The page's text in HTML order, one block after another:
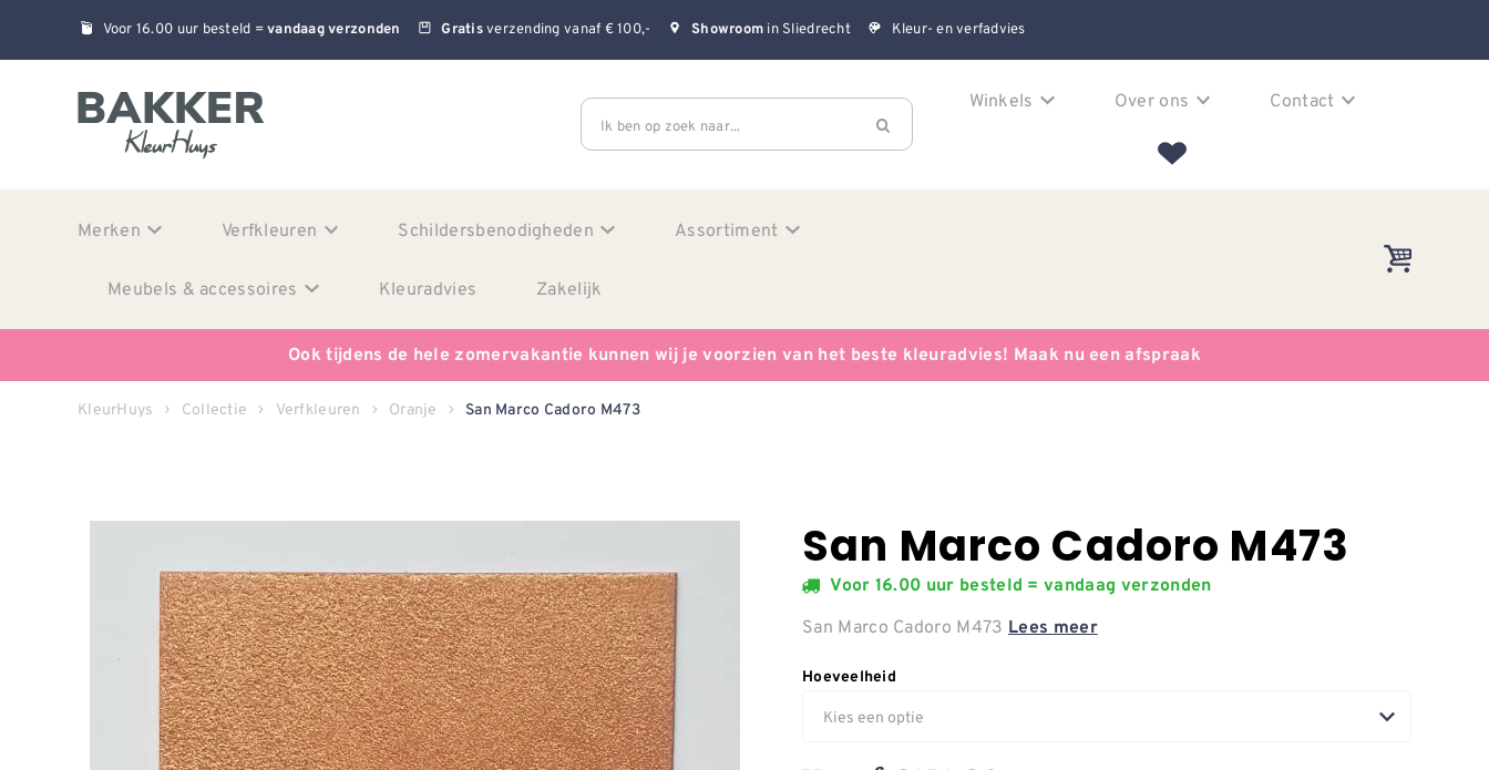
Voor 16.00 uur besteld =vandaag verzonden Gratisverzending vanaf € 100,- Showroom in Sliedrecht Kleur- en verfadvies
Ik ben op zoek naar...
Winkels Over ons Contact
Merken Verfkleuren Schildersbenodigheden Assortiment
Meubels & accessoires Kleuradvies Zakelijk
Ook tijdens de hele zomervakantie kunnen wij je voorzien van het beste kleuradvies! Maak nu een afspraak
KleurHuys Collectie Verfkleuren Oranje San Marco Cadoro M473
San Marco Cadoro M473
Voor 16.00 uur besteld = vandaag verzonden
San Marco Cadoro M473 Lees meer
Hoeveelheid